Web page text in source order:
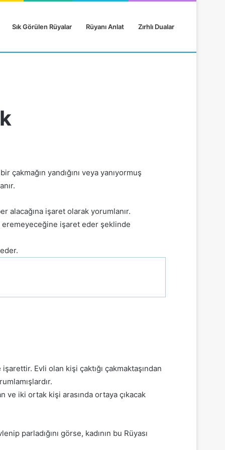
Sık Görülen Rüyalar Rüyanı Anlat Zırhlı Dualar
yandığını veya yanıyormuş
alacağına işaret olarak yorumlanır.
eremeyeceğine işaret eder şeklinde
Evli olan kişi çaktığı çakmaktaşından
ve iki ortak kişi arasında ortaya çıkacak
parladığını görse, kadının bu Rüyası